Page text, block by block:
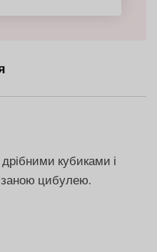
кубиками і
цибулею.